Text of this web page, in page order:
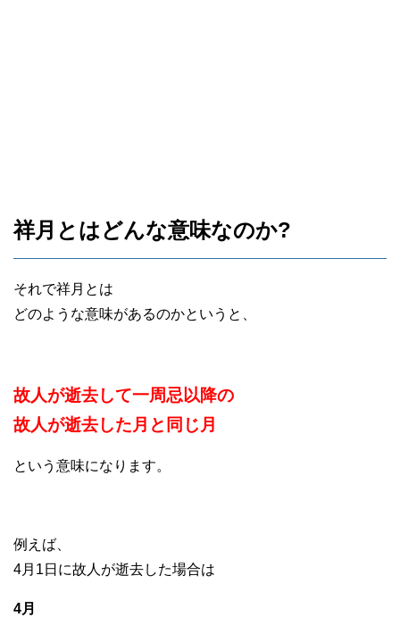
祥月とはどんな意味なのか?
それで祥月とは
どのような意味があるのかというと、
故人が逝去して一周忌以降の
故人が逝去した月と同じ月
という意味になります。
例えば、
4月1日に故人が逝去した場合は
4月